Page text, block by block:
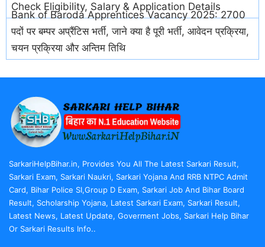
Check Eligibility, Salary & Application Details
Bank of Baroda Apprentices Vacancy 2025: 2700
पदों पर बम्पर अप्रैंटिस भर्ती, जाने क्या है पूरी भर्ती, आवेदन प्रक्रिया,
चयन प्रक्रिया और अन्तिम तिथि
SarkariHelpBihar.in, Provides You All The Latest Sarkari Result,
Sarkari Exam, Sarkari Naukri, Sarkari Yojana And RRB NTPC Admit
Card, Bihar Police SI,Group D Exam, Sarkari Job And Bihar Board
Result, Scholarship Yojana, Latest Sarkari Exam, Sarkari Result,
Latest News, Latest Update, Goverment Jobs, Sarkari Help Bihar
Or Sarkari Results Info..